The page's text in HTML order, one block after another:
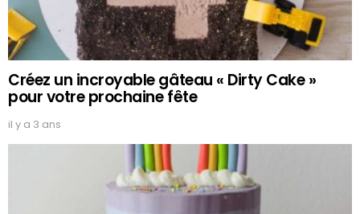
Créez un incroyable gâteau « Dirty Cake »
pour votre prochaine fête
il y a 3 ans